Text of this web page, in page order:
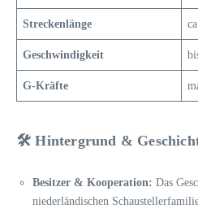
Streckenlänge
Geschwindigkeit
G-Kräfte
🛠️ Hintergrund &
Besitzer & Kooperation: Das
niederländischen